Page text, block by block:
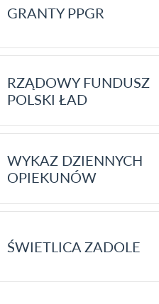
GRANTY PPGR
RZĄDOWY FUNDUSZ
POLSKI ŁAD
WYKAZ DZIENNYCH
OPIEKUNÓW
ŚWIETLICA ZADOLE